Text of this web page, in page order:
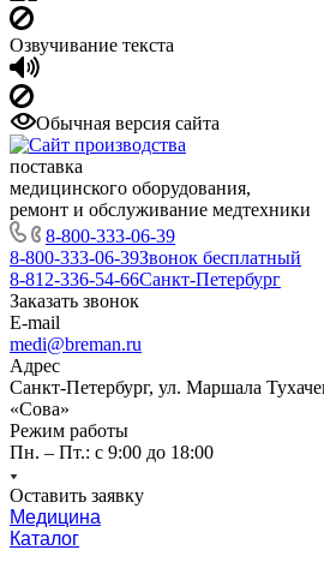
Озвучивание текста
Обычная версия сайта
поставка
медицинского оборудования,
ремонт и обслуживание медтехники
8-800-333-06-39
8-800-333-06-39Звонок бесплатный
8-812-336-54-66Санкт-Петербург
Заказать звонок
E-mail
medi@breman.ru
Адрес
Санкт-Петербург, ул. Маршала
«Сова»
Режим работы
Пн. – Пт.: с 9:00 до 18:00
Оставить заявку
Медицина
Каталог